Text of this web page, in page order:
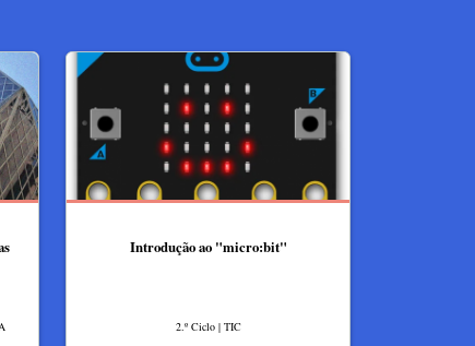
Introdução ao "micro:bit"
2.º Ciclo | TIC